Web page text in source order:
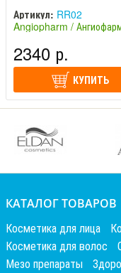
Артикул: RR02
Angiopharm /
2340 р.
КУПИТЬ
КАТАЛОГ ТОВАРОВ
Косметика для лица
Косметика для волос
Мезо препараты